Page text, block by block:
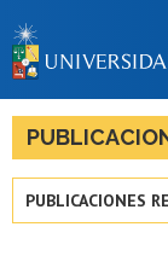
PUBLICACIONES